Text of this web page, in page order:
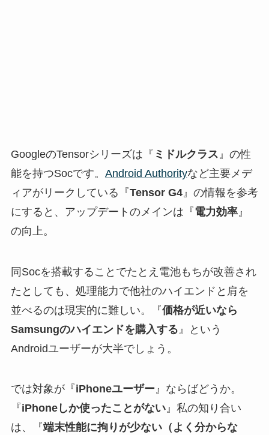
GoogleのTensorシリーズは『 ミドルクラス 』の性
能を持つSocです。 Android Authorityなど主要メデ
ィアがリークしている『Tensor G4』の情報を参考
にすると、アップデートのメインは『電力効率』
の向上。
同Socを搭載することでたとえ電池もちが改善され
たとしても、処理能力で他社のハイエンドと肩を
並べるのは現実的に難しい。『価格が近いなら
Samsungのハイエンドを購入する 』という
Androidユーザーが大半でしょう。
では対象が『iPhoneユーザー』ならばどうか。
『iPhoneしか使ったことがない』私の知り合い
は、『端末性能に拘りが少ない（よく分からな